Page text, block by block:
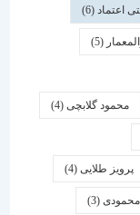
(6)
(5)
گلابچی(4)
(4)
(3)